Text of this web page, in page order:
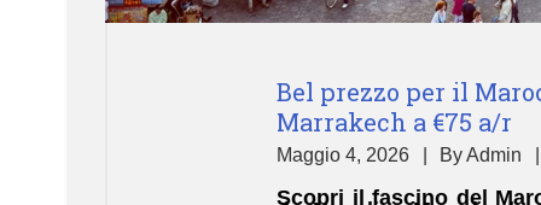
Bel prezzo per il
Marrakech a €75 a/r
Maggio 4, 2026 ByAdmin
Scopri il fascino del